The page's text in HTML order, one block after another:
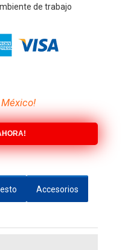
de trabajo
México!
Accesorios